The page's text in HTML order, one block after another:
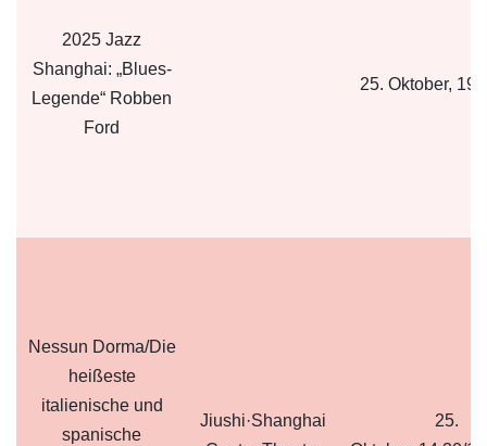
2025 Jazz
Shanghai: „Blues-
Legende“ Robben
Ford
25. Oktober,
Nessun Dorma/Die
heißeste
italienische und
spanische
Jiushi·Shanghai
25.